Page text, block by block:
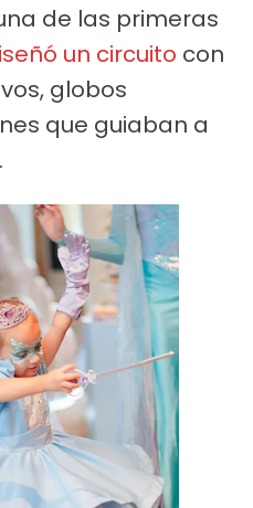
de las primeras
un circuito con
globos
que guiaban a